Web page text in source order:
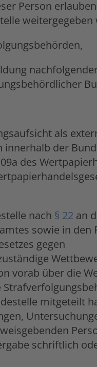
Person
weitergegeben
als
innerhalb der
des
nach § 22 an
sowie in den
gegen
vorab über die
mitgeteilt
schriftlich